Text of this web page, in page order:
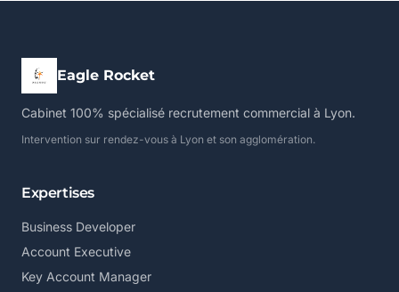
Eagle Rocket
Cabinet 100% spécialisé recrutement commercial à Lyon.
Intervention sur rendez-vous à Lyon et son agglomération.
Expertises
Business Developer
Account Executive
Key Account Manager